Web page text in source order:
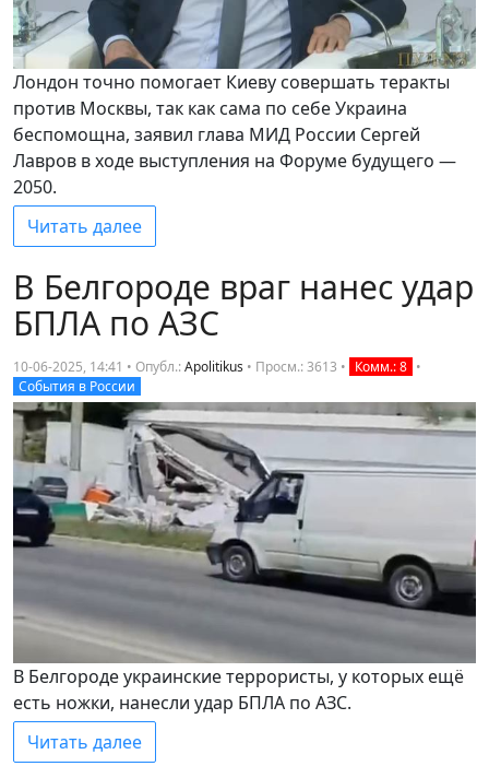
Лондон точно помогает Киеву совершать теракты
против Москвы, так как сама по себе Украина
беспомощна, заявил глава МИД России Сергей
Лавров в ходе выступления на Форуме будущего —
2050.
Читать далее
В Белгороде враг нанес удар
БПЛА по АЗС
10-06-2025, 14:41 • Опубл.:Apolitikus • Просм.: 3613 • Комм.: 8 •
События в России
В Белгороде украинские террористы, у которых ещё
есть ножки, нанесли удар БПЛА по АЗС.
Читать далее